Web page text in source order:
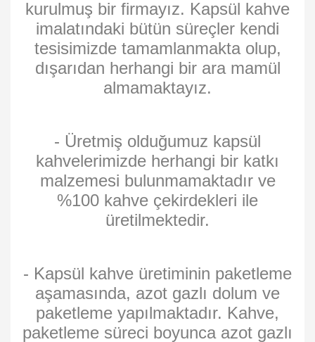
kurulmuş bir firmayız. Kapsül kahve
imalatındaki bütün süreçler kendi
tesisimizde tamamlanmakta olup,
dışarıdan herhangi bir ara mamül
almamaktayız.
- Üretmiş olduğumuz kapsül
kahvelerimizde herhangi bir katkı
malzemesi bulunmamaktadır ve
%100 kahve çekirdekleri ile
üretilmektedir.
- Kapsül kahve üretiminin paketleme
aşamasında, azot gazlı dolum ve
paketleme yapılmaktadır. Kahve,
paketleme süreci boyunca azot gazlı